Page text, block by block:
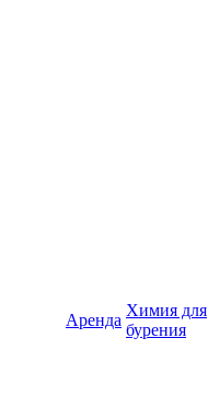
Аренда
Химия для
бурения